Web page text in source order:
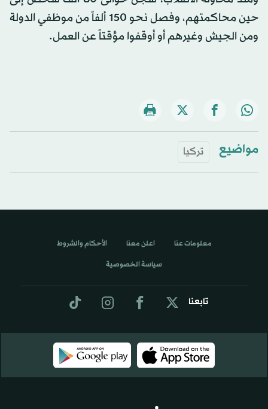
حين محاكمتهم، وفصل نحو 150 ألفاً من موظفي الدولة
ومن الجيش وغيرهم أو أوقفوا مؤقتاً عن العمل.
مواضيع تركيا
تابعنا
معلومات عنا اعلن معنا الأحكام والشروط
سياسة الخصوصية